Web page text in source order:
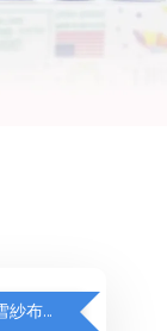
99元加購日本桃雪紗布方巾